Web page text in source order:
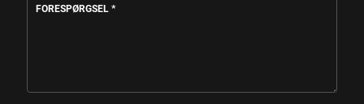
FORESPØRGSEL *